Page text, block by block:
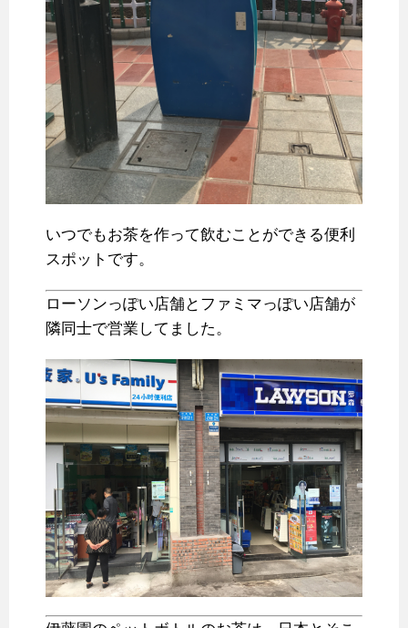
いつでもお茶を作って飲むことができる便利
スポットです。
ローソンっぽい店舗とファミマっぽい店舗が
隣同士で営業してました。